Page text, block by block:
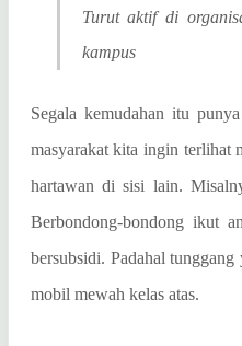
Turut aktif di
kampus
Segala kemudahan itu
masyarakat kita ingin terlihat
hartawan di sisi lain.
Berbondong-bondong ikut
bersubsidi. Padahal
mobil mewah kelas atas.